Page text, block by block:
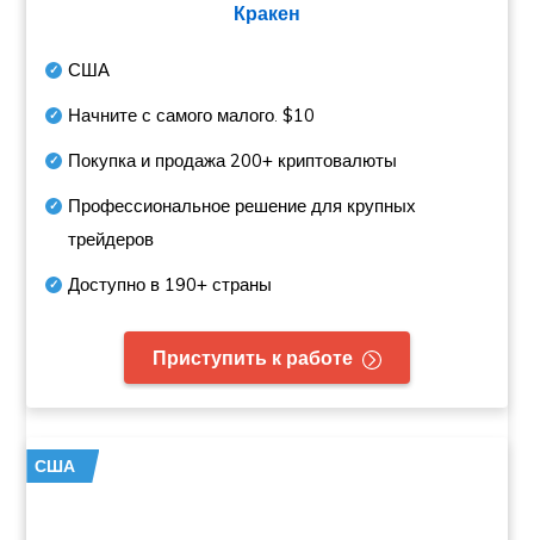
Кракен
США
Начните с самого малого.$10
Покупка и продажа200+ криптовалюты
Профессиональное решение для крупных
трейдеров
Доступно в 190+ страны
Приступить к работе
США